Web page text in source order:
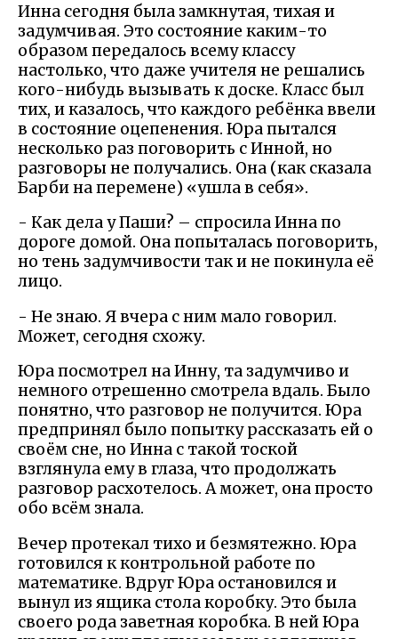
Инна сегодня была замкнутая, тихая и
задумчивая. Это состояние каким-то
образом передалось всему классу
настолько, что даже учителя не решались
кого-нибудь вызывать к доске. Класс был
тих, и казалось, что каждого ребёнка ввели
в состояние оцепенения. Юра пытался
несколько раз поговорить с Инной, но
разговоры не получались. Она (как сказала
Барби на перемене) «ушла в себя».
- Как дела у Паши? – спросила Инна по
дороге домой. Она попыталась поговорить,
но тень задумчивости так и не покинула её
лицо.
- Не знаю. Я вчера с ним мало говорил.
Может, сегодня схожу.
Юра посмотрел на Инну, та задумчиво и
немного отрешенно смотрела вдаль. Было
понятно, что разговор не получится. Юра
предпринял было попытку рассказать ей о
своём сне, но Инна с такой тоской
взглянула ему в глаза, что продолжать
разговор расхотелось. А может, она просто
обо всём знала.
Вечер протекал тихо и безмятежно. Юра
готовился к контрольной работе по
математике. Вдруг Юра остановился и
вынул из ящика стола коробку. Это была
своего рода заветная коробка. В ней Юра